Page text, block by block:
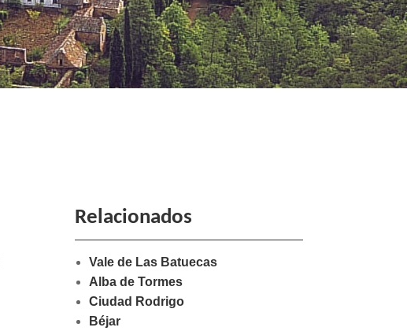
Relacionados
Vale de Las Batuecas
Alba de Tormes
Ciudad Rodrigo
Béjar